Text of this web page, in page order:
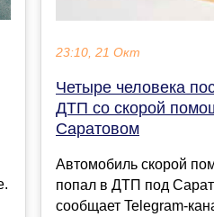
23:10, 21 Окт
Четыре человека
ДТП со скорой
Саратовом
Автомобиль скорой
попал в ДТП под
сообщает Telegram-